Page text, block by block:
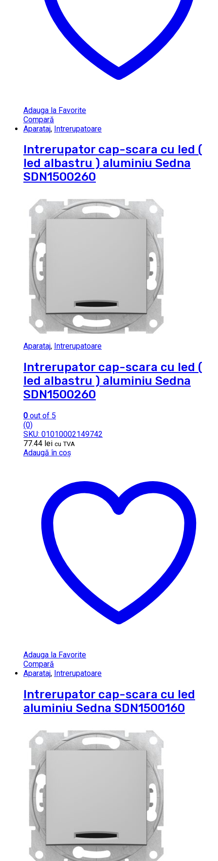
Adauga la Favorite
Compară
Aparataj, Intrerupatoare
Intrerupator cap-scara cu led (
led albastru ) aluminiu Sedna
SDN1500260
Aparataj, Intrerupatoare
Intrerupator cap-scara cu led (
led albastru ) aluminiu Sedna
SDN1500260
0 out of 5
(0)
SKU: 01010002149742
77.44 lei cu TVA
Adaugă în coș
Adauga la Favorite
Compară
Aparataj, Intrerupatoare
Intrerupator cap-scara cu led
aluminiu Sedna SDN1500160